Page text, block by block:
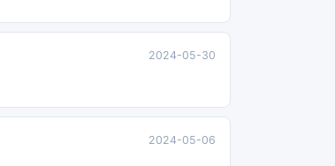
2024-05-30
2024-05-06